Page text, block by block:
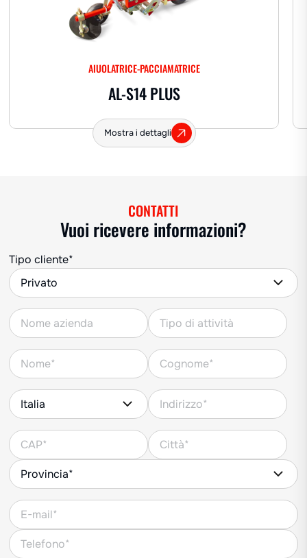
AIUOLATRICE-PACCIAMATRICE
AL-S14 PLUS
Mostra i dettagli
CONTATTI
Vuoi ricevere informazioni?
Tipo cliente*